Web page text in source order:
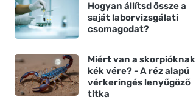
Hogyan állítsd össze a
saját laborvizsgálati
csomagodat?
Miért van a skorpióknak
kék vére? - A réz alapú
vérkeringés lenyűgöző
titka